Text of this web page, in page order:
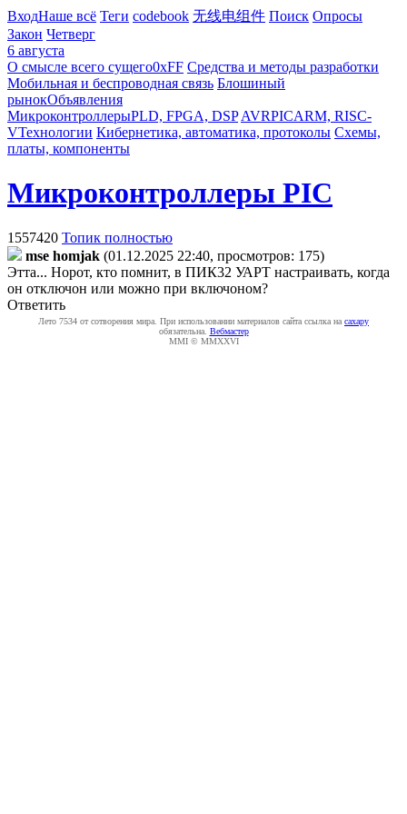
ВходНаше всё Теги codebook 无线电组件 Поиск Опросы
Закон Четверг
6 августа
О смысле всего сущего0xFF Средства и методы разработки
Мобильная и беспроводная связь Блошиный
рынокОбъявления
МикроконтроллерыPLD, FPGA, DSP AVRPICARM, RISC-
VТехнологии Кибернетика, автоматика, протоколы Схемы,
платы, компоненты
Микроконтроллеры PIC
1557420 Топик полностью
mse homjak (01.12.2025 22:40, просмотров: 175)
Этта... Норот, кто помнит, в ПИК32 УАРТ настраивать, когда
он отключон или можно при включоном?
Ответить
Лето 7534 от сотворения мира. При использовании материалов сайта ссылка на caxapу
обязательна. Вебмастер
MMI © MMXXVI